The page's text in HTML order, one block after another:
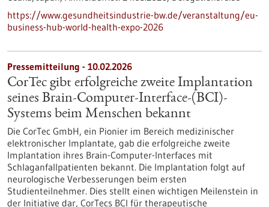
https://www.gesundheitsindustrie-bw.de/veranstaltung/eu-
business-hub-world-health-expo-2026
Pressemitteilung - 10.02.2026
CorTec gibt erfolgreiche zweite Implantation
seines Brain-Computer-Interface-(BCI)-
Systems beim Menschen bekannt
Die CorTec GmbH, ein Pionier im Bereich medizinischer
elektronischer Implantate, gab die erfolgreiche zweite
Implantation ihres Brain-Computer-Interfaces mit
Schlaganfallpatienten bekannt. Die Implantation folgt auf
neurologische Verbesserungen beim ersten
Studienteilnehmer. Dies stellt einen wichtigen Meilenstein in
der Initiative dar, CorTecs BCI für therapeutische